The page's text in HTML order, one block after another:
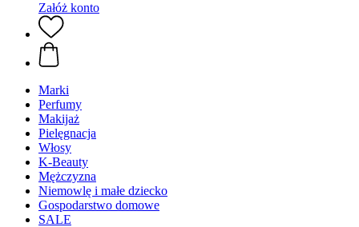
Załóż konto
Marki
Perfumy
Makijaż
Pielęgnacja
Włosy
K-Beauty
Mężczyzna
Niemowlę i małe dziecko
Gospodarstwo domowe
SALE